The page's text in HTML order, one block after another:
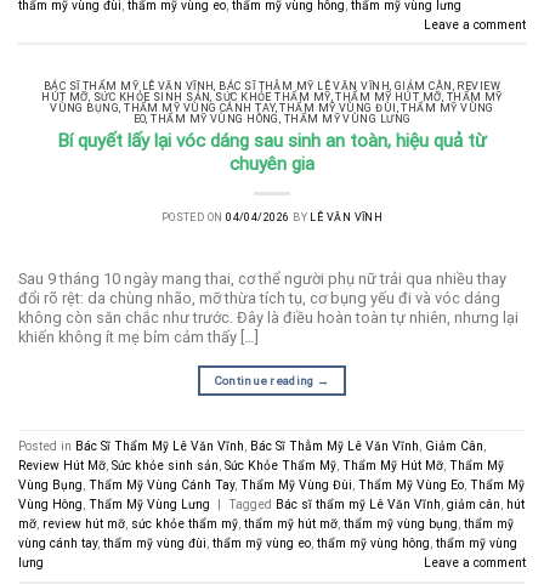
thẩm mỹ vùng đùi thẩm mỹ vùng eo thẩm mỹ vùng hông thẩm mỹ vùng lưng
Leave a comment
BÁC SĨ THẨM MỸ LÊ VĂN VĨNH BÁC SĨ THẪM MỸ LÊ VĂN VĨNH GIẢM CÂN
REVIEW
HÚT MỠ, SỨC KHỎE SINH SẢN SỨC KHỎE THẨM MỸ ,THẨM MỸ HÚT MỠ, THẨM MỸ
VÙNG BỤNG ,THẨM MỸ VÙNG CÁNH TAY,THẨM MỸ VÙNG ĐÙI ,THẨM MỸ VÙNG
EO ,THẨM MỸ VÙNG HÔNG THẨM MỸ VÙNG LƯNG
Bí quyết lấy lại vóc dáng sau sinh an toàn, hiệu quả từ
chuyên gia
POSTED ON04/04/2026 BY LÊ VĂN VĨNH
Sau 9 tháng 10 ngày mang thai, cơ thể người phụ nữ trải qua nhiều thay
đổi rõ rệt: da chùng nhão, mỡ thừa tích tụ, cơ bụng yếu đi và vóc dáng
không còn săn chắc như trước. Đây là điều hoàn toàn tự nhiên, nhưng lại
khiến không ít mẹ bỉm cảm thấy […]
Continue reading →
Posted in Bác Sĩ Thẩm Mỹ Lê Văn Vĩnh, Bác Sĩ Thẫm Mỹ Lê Văn Vĩnh, Giảm Cân,
Review Hút Mỡ, Sức khỏe sinh sản, Sức Khỏe Thẩm Mỹ, Thẩm Mỹ Hút Mỡ, Thẩm Mỹ
Vùng Bụng, Thẩm Mỹ Vùng Cánh Tay, Thẩm Mỹ Vùng Đùi, Thẩm Mỹ Vùng Eo, Thẩm Mỹ
Vùng Hông, Thẩm Mỹ Vùng Lưng Tagged Bác sĩ thẩm mỹ Lê Văn Vĩnh, giảm cân, hút
mỡ, review hút mỡ, sức khỏe thẩm mỹ, thẩm mỹ hút mỡ, thẩm mỹ vùng bụng, thẩm mỹ
vùng cánh tay, thẩm mỹ vùng đùi, thẩm mỹ vùng eo, thẩm mỹ vùng hông, thẩm mỹ vùng
lưng
Leave a comment